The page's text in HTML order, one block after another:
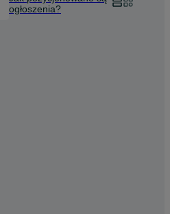
ogłoszenia?